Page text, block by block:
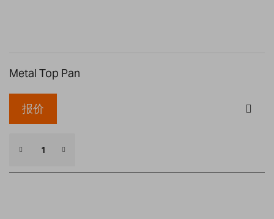
Metal Top Pan
报价